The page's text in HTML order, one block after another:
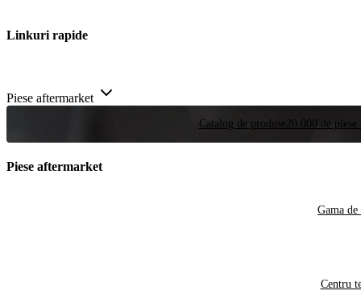
Linkuri rapide
Piese aftermarket
Catalog de produse 20.000 de
Piese aftermarket
Gama de
Centru